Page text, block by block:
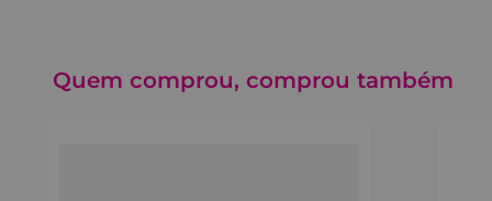
Quem comprou, comprou também